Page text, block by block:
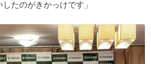
たのがきかっけです」